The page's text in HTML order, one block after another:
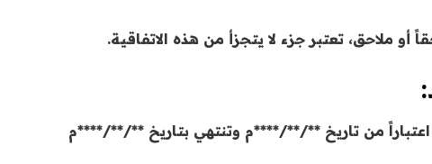
أو ملاحق، تعتبر جزء لا يتجزأ من هذه الاتفاقية.
اعتباراً من تاريخ **/**/****م وتنتهي بتاريخ **/**/****م